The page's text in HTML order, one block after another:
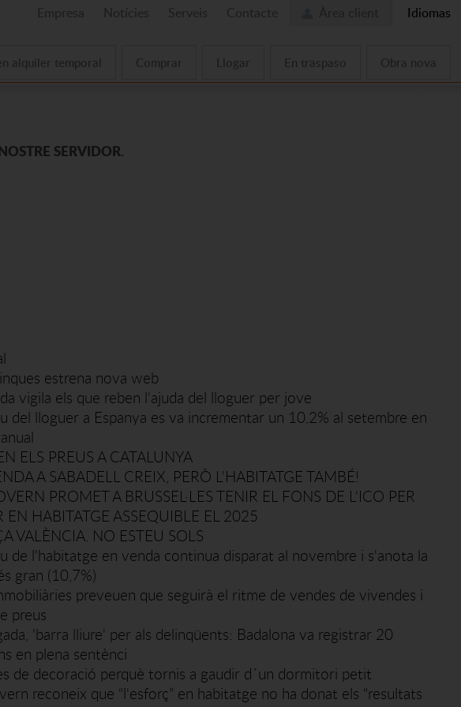
Idiomas
Obra nova
En traspaso
Llogar
Comprar
alquiler temporal
SERVIDOR.
estrena nova web
vigila els que reben l'ajuda del lloguer per jove
del lloguer a Espanya es va incrementar un 10,2% al setembre en
ELS PREUS A CATALUNYA
A SABADELL CREIX, PERÒ L'HABITATGE TAMBÉ!
PROMET A BRUSSEL·LES TENIR EL FONS DE L'ICO PER
EN HABITATGE ASSEQUIBLE EL 2025
VALÈNCIA. NO ESTEU SOLS
de l'habitatge en venda continua disparat al novembre i s'anota la
gran (10,7%)
preveuen que seguirà el ritme de vendes de vivendes i
preus
'barra lliure' per als delinqüents: Badalona va registrar 20
en plena sentènci
de decoració perquè tornis a gaudir d´un dormitori petit
reconeix que “l'esforç” en habitatge no ha donat els “resultats